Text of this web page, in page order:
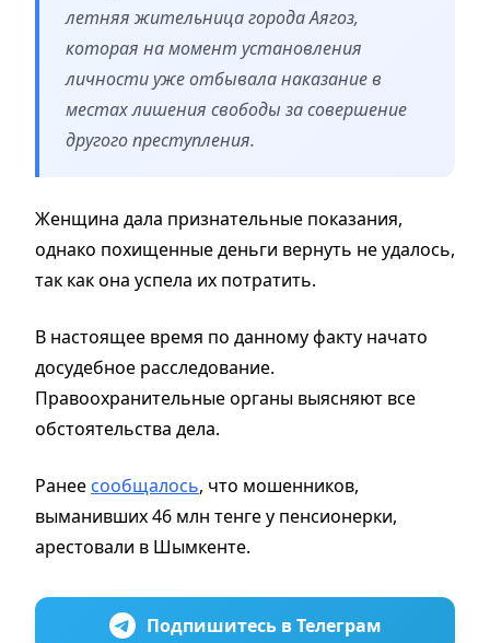
летняя жительница города Аягоз,
которая на момент установления
личности уже отбывала наказание в
местах лишения свободы за совершение
другого преступления.
Женщина дала признательные показания,
однако похищенные деньги вернуть не удалось,
так как она успела их потратить.
В настоящее время по данному факту начато
досудебное расследование.
Правоохранительные органы выясняют все
обстоятельства дела.
Ранее сообщалось, что мошенников,
выманивших 46 млн тенге у пенсионерки,
арестовали в Шымкенте.
Подпишитесь в Телеграм